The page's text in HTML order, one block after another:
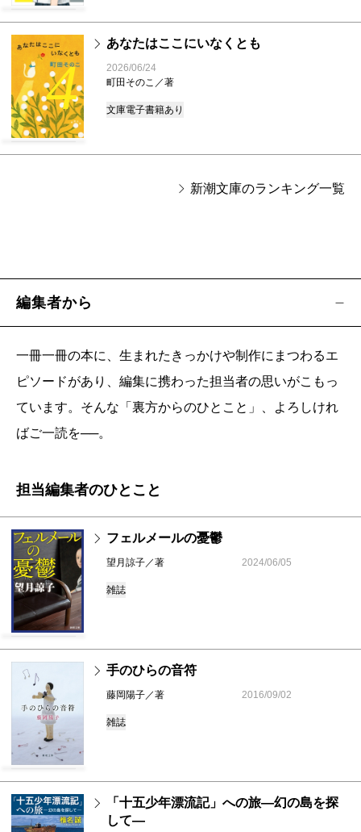
4
あなたはここにいなくとも
2026/06/24
町田そのこ／著
文庫電子書籍あり
新潮文庫のランキング一覧
編集者から
一冊一冊の本に、生まれたきっかけや制作にまつわるエ
ピソードがあり、編集に携わった担当者の思いがこもっ
ています。そんな「裏方からのひとこと」、よろしけれ
ばご一読を──。
担当編集者のひとこと
フェルメールの憂鬱
望月諒子／著 2024/06/05
雑誌
手のひらの音符
藤岡陽子／著 2016/09/02
雑誌
「十五少年漂流記」への旅―幻の島を探
して―